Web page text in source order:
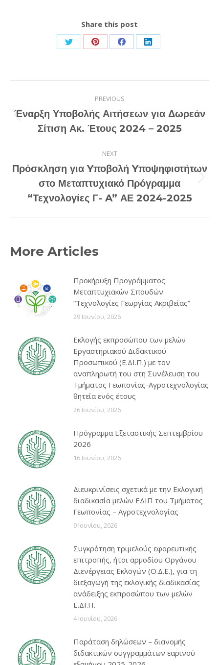
Share this post
Share
Twitter
Share
Pinterest
Share
Facebook
Share
LinkedIn
navigation
PREVIOUS
Previous
post:
Έναρξη Υποβολής Αιτήσεων για Δωρεάν
Σίτιση Ακ. Έτους 2024 – 2025
NEXT
Next
post:
Πρόσκληση για Yποβολή Yποψηφιοτήτων
στο Μεταπτυχιακό Πρόγραμμα
“Τεχνολογίες Γ- A” ΑΕ 2024-2025
More Articles
Προκήρυξη Προγράμματος
Μεταπτυχιακών Σπουδών
“Τεχνολογίες Γεωργίας Ακριβείας”
29 Ιουνίου, 2026
Εκλογής εκπροσώπου των μελών
Εργαστηριακού Διδακτικού
Προσωπικού (Ε.ΔΙ.Π.) με τον
αναπληρωτή του στη Συνέλευση του
Τμήματος Γεωπονίας-Αγροτεχνολογίας
θητεία ενός έτους
26 Ιουνίου, 2026
Πρόγραμμα Εξεταστικής Σεπτεμβρίου
2026
16 Ιουνίου, 2026
Διευκρινίσεις σχετικά με την Εκλογική
διαδικασία μελών ΕΔΙΠ του Τμήματος
Γεωπονίας – Αγροτεχνολογίας
9 Ιουνίου, 2026
Συγκρότηση τριμελούς εφορευτικής
επιτροπής, ήτοι αρμοδίου Οργάνου
Διενέργειας Εκλογών (Ο.Δ.Ε.), για τη
διεξαγωγή της εκλογικής διαδικασίας
ανάδειξης εκπροσώπου των μελών
Ε.ΔΙ.Π.
4 Ιουνίου, 2026
Παράταση δηλώσεων – διανομής
διδακτικών συγγραμμάτων εαρινού